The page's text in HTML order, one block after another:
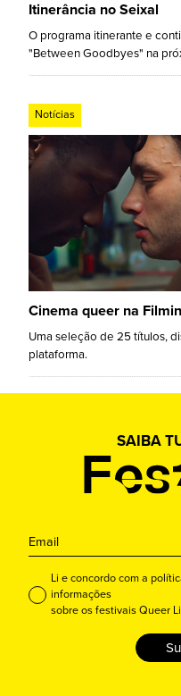
Itinerância no Seixal
O programa itinerante e
"Between Goodbyes" na
Notícias
Cinema queer na
Uma seleção de 25 títulos,
plataforma.
SAIBA
Li e concordo com a
informações
sobre os festivais Queer